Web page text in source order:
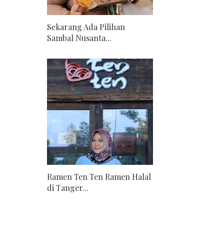
Sekarang Ada Pilihan
Sambal Nusanta...
Ramen Ten Ten Ramen Halal
di Tanger...